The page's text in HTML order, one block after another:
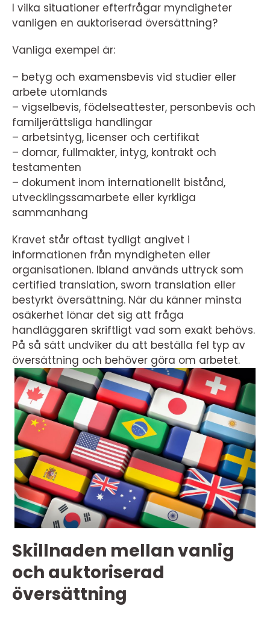
I vilka situationer efterfrågar myndigheter
vanligen en auktoriserad översättning?
Vanliga exempel är:
– betyg och examensbevis vid studier eller
arbete utomlands
– vigselbevis, födelseattester, personbevis och
familjerättsliga handlingar
– arbetsintyg, licenser och certifikat
– domar, fullmakter, intyg, kontrakt och
testamenten
– dokument inom internationellt bistånd,
utvecklingssamarbete eller kyrkliga
sammanhang
Kravet står oftast tydligt angivet i
informationen från myndigheten eller
organisationen. Ibland används uttryck som
certified translation, sworn translation eller
bestyrkt översättning. När du känner minsta
osäkerhet lönar det sig att fråga
handläggaren skriftligt vad som exakt behövs.
På så sätt undviker du att beställa fel typ av
översättning och behöver göra om arbetet.
Skillnaden mellan vanlig
och auktoriserad
översättning